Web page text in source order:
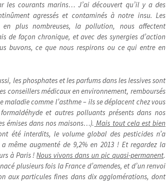
Modes de comportement
offre de soins
Petite enfance
Pharmacovigilance, produits et
dispositifs de santé, vaccins
exposition
femmes
Personnes
Publications recommandées
Rayonnements
ionisants
non
mobile,
réglementaire
Santé publique
Sols
Sommeil
Technologies
écrans /
Tourisme
Transports
les courants marins… J’ai découvert qu’il y a des
agressés et contaminés à notre insu. Les
plus nombreuses, la pollution, nous affectent
de façon chronique, et avec des synergies d’action
buvons, ce que nous respirons ou ce qui entre en
les phosphates et les parfums dans les lessives sont
conseillers médicaux en environnement, remboursés
comme l’asthme – ils se déplacent chez vous
et autres polluants présents dans nos
émises dans nos maisons…). Mais tout cela est bien
été interdits, le volume global des pesticides n’a
même augmenté de 9,2% en 2013 ! Et regardez la
à Paris !Nous vivons dans un pic quasi-permanent.
plusieurs fois la France d’amendes, et d’un renvoi
aux particules fines dans dix agglomérations, dont